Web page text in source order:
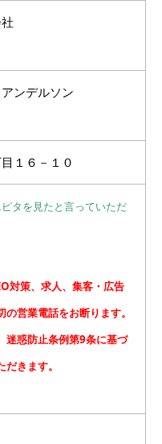
ンデルソン
１６－１０
ピタを見たと言っていただ
対策、求人、集客・広告
営業電話をお断ります。
迷惑防止条例第9条に基づ
きます。